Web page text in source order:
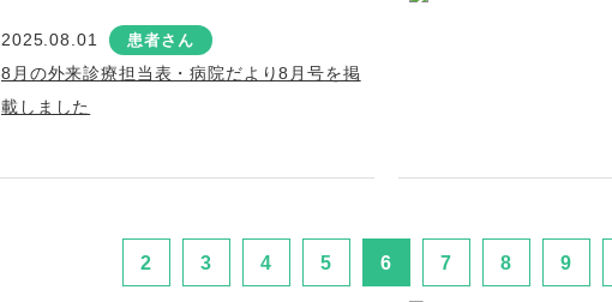
2025.08.01 患者さん
8月の外来診療担当表・病院だより8月号を掲
載しました
2 3 4 5 6 7 8 9